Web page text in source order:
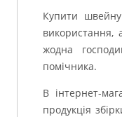
Купити
жодна
помічника.
В інтернет-
продукція